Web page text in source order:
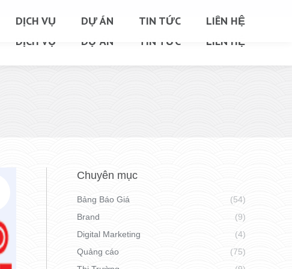
DỊCH VỤ DỰ ÁN TIN TỨC LIÊN HỆ
Chuyên mục
Bảng Báo Giá
(54)
Brand
(9)
Digital Marketing
(4)
Quảng cáo
(75)
DỊCH VỤ DỰ ÁN TIN TỨC LIÊN HỆ